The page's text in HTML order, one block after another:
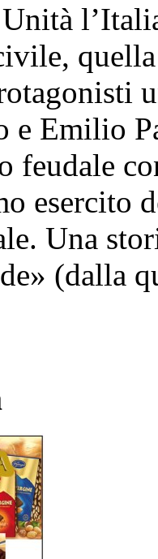
e Emilio
feudale
esercito
Una
(dalla